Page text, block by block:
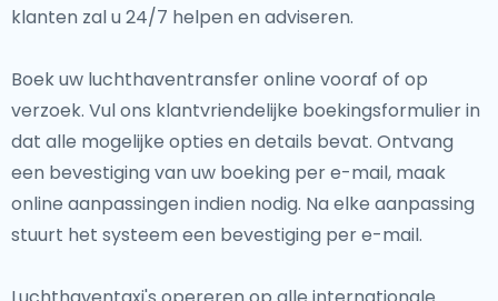
klanten zal u 24/7 helpen en adviseren.
Boek uw luchthaventransfer online vooraf of op
verzoek. Vul ons klantvriendelijke boekingsformulier in
dat alle mogelijke opties en details bevat. Ontvang
een bevestiging van uw boeking per e-mail, maak
online aanpassingen indien nodig. Na elke aanpassing
stuurt het systeem een bevestiging per e-mail.